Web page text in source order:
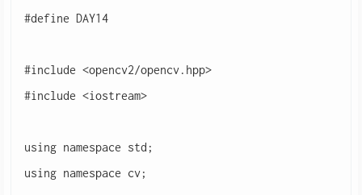
#define DAY14
#include <opencv2/opencv.hpp>
#include <iostream>
using namespace std;
using namespace cv;